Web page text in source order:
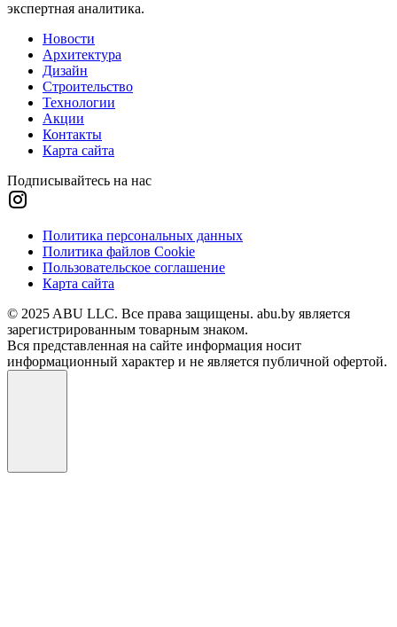
экспертная аналитика.
Новости
Архитектура
Дизайн
Строительство
Технологии
Акции
Контакты
Карта сайта
Подписывайтесь на нас
Политика персональных данных
Политика файлов Cookie
Пользовательское соглашение
Карта сайта
© 2025 ABU LLC. Все права защищены. abu.by является
зарегистрированным товарным знаком.
Вся представленная на сайте информация носит
информационный характер и не является публичной офертой.